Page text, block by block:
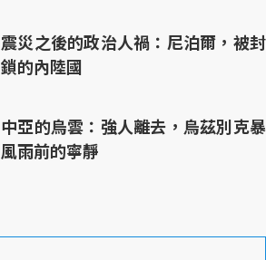
震災之後的政治人禍：尼泊爾，被封
鎖的內陸國
中亞的烏雲：強人離去，烏茲別克暴
風雨前的寧靜